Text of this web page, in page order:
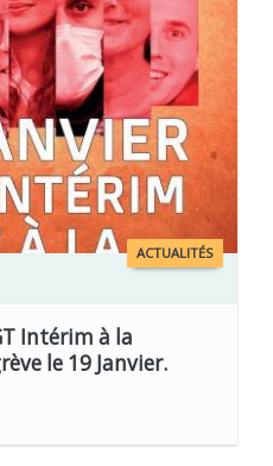
ACTUALITÉS
Intérim à la
le 19 Janvier.